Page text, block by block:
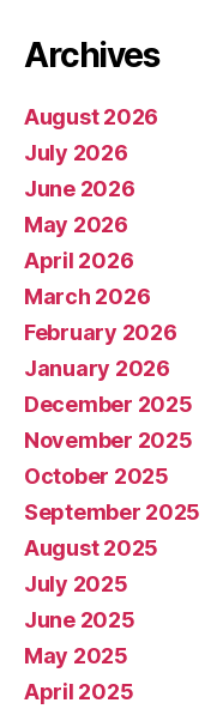
Archives
August 2026
July 2026
June 2026
May 2026
April 2026
March 2026
February 2026
January 2026
December 2025
November 2025
October 2025
September 2025
August 2025
July 2025
June 2025
May 2025
April 2025